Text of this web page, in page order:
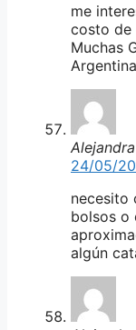
me
costo de
Muchas
Argentina
24/05/
necesito
bolsos o
algún